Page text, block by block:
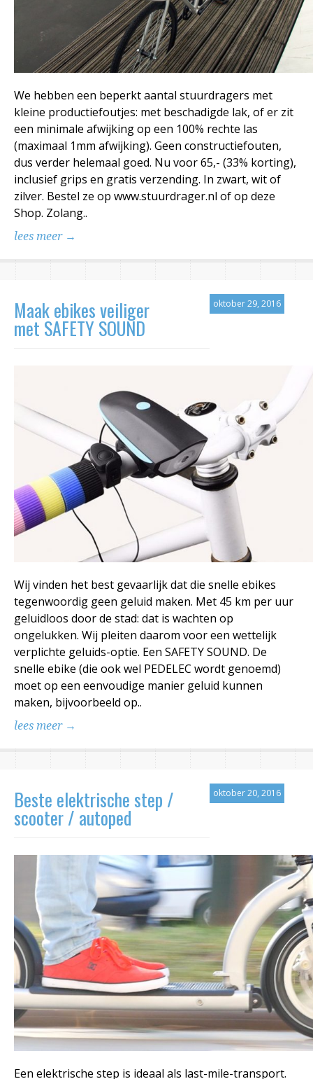
We hebben een beperkt aantal stuurdragers met
kleine productiefoutjes: met beschadigde lak, of er zit
een minimale afwijking op een 100% rechte las
(maximaal 1mm afwijking). Geen constructiefouten,
dus verder helemaal goed. Nu voor 65,- (33% korting),
inclusief grips en gratis verzending. In zwart, wit of
zilver. Bestel ze op www.stuurdrager.nl of op deze
Shop. Zolang..
lees meer →
oktober 29, 2016
Maak ebikes veiliger
met SAFETY SOUND
Wij vinden het best gevaarlijk dat die snelle ebikes
tegenwoordig geen geluid maken. Met 45 km per uur
geluidloos door de stad: dat is wachten op
ongelukken. Wij pleiten daarom voor een wettelijk
verplichte geluids-optie. Een SAFETY SOUND. De
snelle ebike (die ook wel PEDELEC wordt genoemd)
moet op een eenvoudige manier geluid kunnen
maken, bijvoorbeeld op..
lees meer →
oktober 20, 2016
Beste elektrische step /
scooter / autoped
Een elektrische step is ideaal als last-mile-transport.